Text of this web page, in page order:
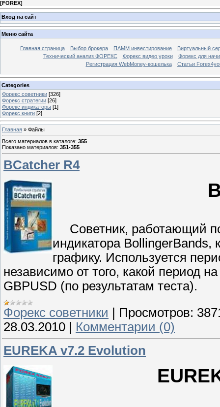
[FOREX]
Вход на сайт
Меню сайта
Главная страница Выбор брокера ПАММ инвестирование
Виртуальный
Технический анализ ФОРЕКС
Форекс видео уроки
Форекс для
Регистрация WebMoney-кошелька
Статьи
Categories
Форекс cоветники [326]
Форекс стратегии [26]
Форекс индикаторы [1]
Форекс книги [2]
Главная » Файлы
Всего материалов в каталоге: 355
Показано материалов: 351-355
BCatcher R4
Советник, работающий
индикатора BollingerBands,
графику. Используется
независимо от того, какой период
GBPUSD (по результатам теста).
Форекс cоветники
Просмотров:
28.03.2010
Комментарии (0)
EUREKA v7.2 Evolution